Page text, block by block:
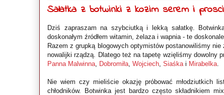
Sałatka z botwinki z kozim serem i
Dziś zapraszam na szybciutką i lekką sałatkę.
doskonałym źródłem witamin, żelaza i wapnia - te
Razem z grupką blogowych optymistów postanowiliśmy
nowalijki rządzą. Dlatego też na tapetę wzięliśmy dowolny
Panna Malwinna, Dobromiła, Wojciech, Siaśkai Mirabelka.
Nie wiem czy mieliście okazję próbować młodziutkich
chłodników. Botwinka jest bardzo często składnikiem